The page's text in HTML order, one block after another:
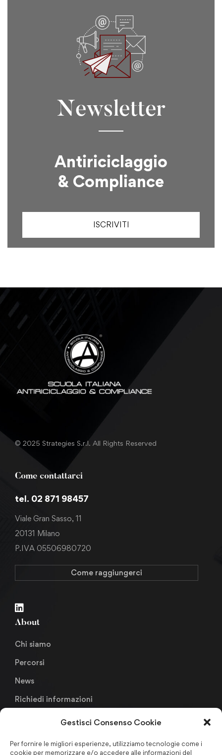
Gestisci Consenso Cookie
Per fornire le migliori esperienze, utilizziamo tecnologie come i
cookie per memorizzare e/o accedere alle informazioni del
Newsletter
Antiriciclaggio
& Compliance
ISCRIVITI
© 2025 Strategies S.r.l. All Rights Reserved
Come contattarci
tel. 02 871 98457
Viale Gran Sasso, 11
20131 Milano
P.IVA 05506980720
Come raggiungerci
About
Chi siamo
Percorsi
News
Richiedi informazioni